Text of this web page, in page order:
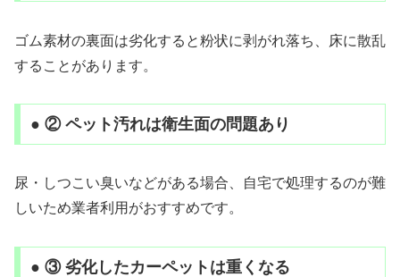
ゴム素材の裏面は劣化すると粉状に剥がれ落ち、床に散乱
することがあります。
● ② ペット汚れは衛生面の問題あり
尿・しつこい臭いなどがある場合、自宅で処理するのが難
しいため業者利用がおすすめです。
● ③ 劣化したカーペットは重くなる